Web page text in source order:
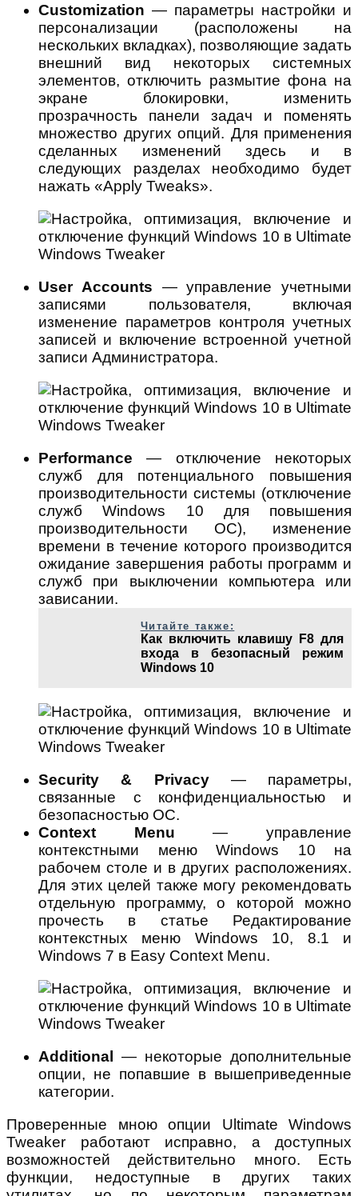
Customization — параметры настройки и
персонализации (расположены на
нескольких вкладках), позволяющие задать
внешний вид некоторых системных
элементов, отключить размытие фона на
экране блокировки, изменить
прозрачность панели задач и поменять
множество других опций. Для применения
сделанных изменений здесь и в
следующих разделах необходимо будет
нажать «Apply Tweaks».
User Accounts — управление учетными
записями пользователя, включая
изменение параметров контроля учетных
записей и включение встроенной учетной
записи Администратора.
Performance — отключение некоторых
служб для потенциального повышения
производительности системы (отключение
служб Windows 10 для повышения
производительности ОС), изменение
времени в течение которого производится
ожидание завершения работы программ и
служб при выключении компьютера или
зависании.
Читайте также:
Как включить клавишу F8 для
входа в безопасный режим
Windows 10
Security & Privacy— параметры,
связанные с конфиденциальностью и
безопасностью ОС.
Context Menu — управление
контекстными меню Windows 10 на
рабочем столе и в других расположениях.
Для этих целей также могу рекомендовать
отдельную программу, о которой можно
прочесть в статье Редактирование
контекстных меню Windows 10, 8.1 и
Windows 7 в Easy Context Menu.
Additional — некоторые дополнительные
опции, не попавшие в вышеприведенные
категории.
Проверенные мною опции Ultimate Windows
Tweaker работают исправно, а доступных
возможностей действительно много. Есть
функции, недоступные в других таких